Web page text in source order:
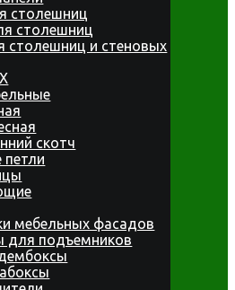
столешниц
столешниц
столешниц и стеновых
скотч
мебельных фасадов
для подъемников